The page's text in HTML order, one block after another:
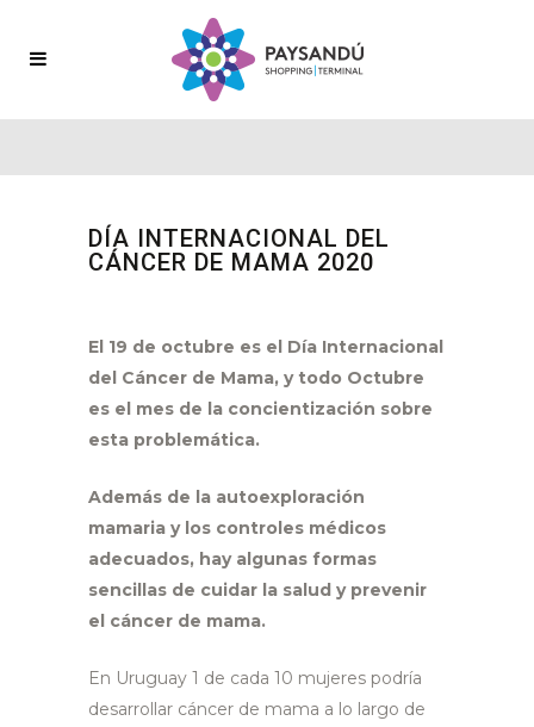
DÍA INTERNACIONAL DEL
CÁNCER DE MAMA 2020
El 19 de octubre es el Día Internacional
del Cáncer de Mama, y todo Octubre
es el mes de la concientización sobre
esta problemática.
Además de la autoexploración
mamaria y los controles médicos
adecuados, hay algunas formas
sencillas de cuidar la salud y prevenir
el cáncer de mama.
En Uruguay 1 de cada 10 mujeres podría
desarrollar cáncer de mama a lo largo de